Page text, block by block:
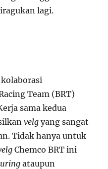
lagi.
Team (BRT)
sama kedua
velgyang sangat
Tidak hanya untuk
Chemco BRT ini
ataupun